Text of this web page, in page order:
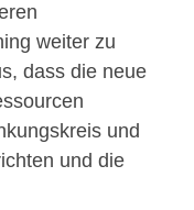
weiter zu
dass die neue
und
und die